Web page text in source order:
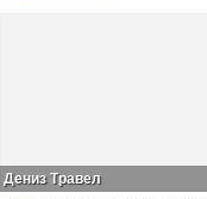
Дениз Травел